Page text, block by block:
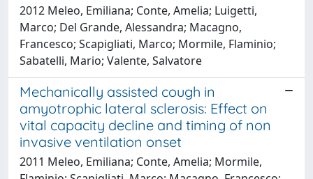
2012 Meleo, Emiliana; Conte, Amelia; Luigetti,
Marco; Del Grande, Alessandra; Macagno,
Francesco; Scapigliati, Marco; Mormile, Flaminio;
Sabatelli, Mario; Valente, Salvatore
Mechanically assisted cough in
amyotrophic lateral sclerosis: Effect on
vital capacity decline and timing of non
invasive ventilation onset
2011 Meleo, Emiliana; Conte, Amelia; Mormile,